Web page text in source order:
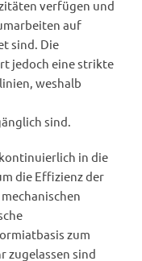
verfügen und
auf
sind. Die
jedoch eine strikte
weshalb
sind.
in die
die Effizienz der
zum
zugelassen sind